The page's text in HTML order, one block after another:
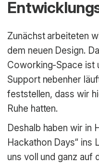
Zunächst arbeiteten
dem neuen Design.
Coworking-Space ist
Support nebenher
feststellen, dass wir
Ruhe hatten.
Deshalb haben wir in
Hackathon Days“ ins
uns voll und ganz auf